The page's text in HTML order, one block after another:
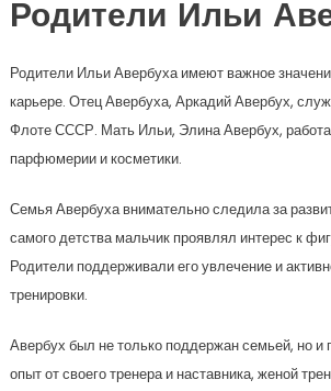
Родители Ильи
Родители Ильи Авербуха имеют важное
карьере. Отец Авербуха, Аркадий Авербух,
Флоте СССР. Мать Ильи, Элина Авербух,
парфюмерии и косметики.
Семья Авербуха внимательно следила за
самого детства мальчик проявлял интерес к
Родители поддерживали его увлечение и
тренировки.
Авербух был не только поддержан семьей, но и
опыт от своего тренера и наставника, женой